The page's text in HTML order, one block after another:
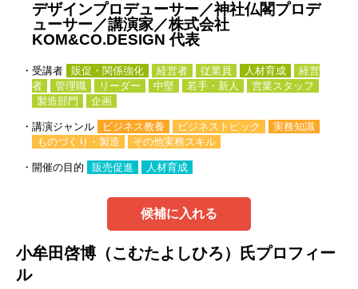
デザインプロデューサー／神社仏閣プロデ
ューサー／講演家／株式会社
KOM&CO.DESIGN 代表
・受講者 販促・関係強化 経営者 従業員 人材育成
経営
者
管理職 リーダー 中堅 若手・新人
営業スタッフ
製造部門
企画
・講演ジャンル ビジネス教養 ビジネストピック
実務知識
ものづくり・製造
その他実務スキル
・開催の目的 販売促進 人材育成
候補に入れる
小牟田啓博（こむたよしひろ）氏プロフィー
ル